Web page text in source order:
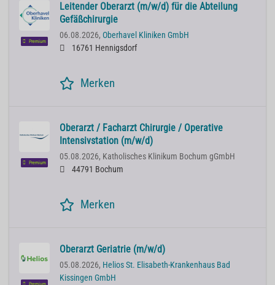
Premium
Leitender Oberarzt (m/w/d) für die Abteilung
Gefäßchirurgie
06.08.2026, Oberhavel Kliniken GmbH
16761 Hennigsdorf
Merken
Premium
Oberarzt / Facharzt Chirurgie / Operative
Intensivstation (m/w/d)
05.08.2026, Katholisches Klinikum Bochum gGmbH
44791 Bochum
Merken
Oberarzt Geriatrie (m/w/d)
05.08.2026, Helios St. Elisabeth-Krankenhaus Bad
Kissingen GmbH